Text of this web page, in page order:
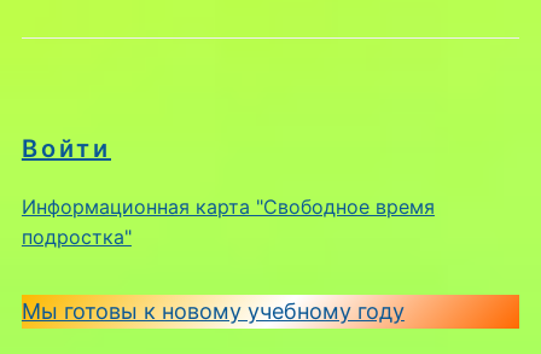
Войти
Информационная карта "Свободное время
подростка"
Мы готовы к новому учебному году